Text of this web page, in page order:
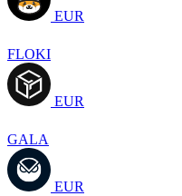
EUR
FLOKI
EUR
GALA
EUR